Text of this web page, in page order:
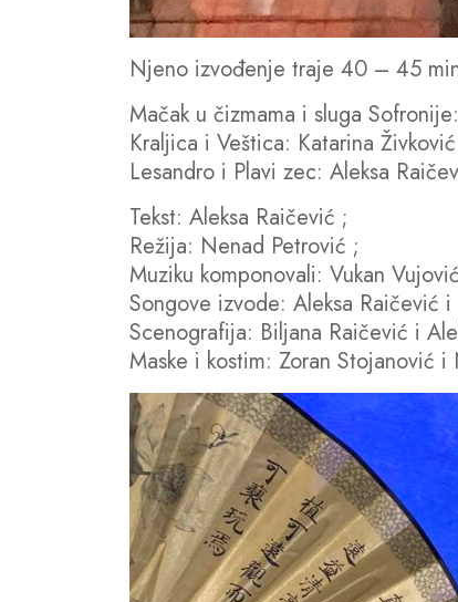
Njeno izvođenje traje 40 – 45
Mačak u čizmama i sluga
Kraljica i Veštica: Katarina
Lesandro i Plavi zec: Aleksa
Tekst: Aleksa Raičević ;
Režija: Nenad Petrović ;
Muziku komponovali: Vukan
Songove izvode: Aleksa Raičević
Scenografija: Biljana Raičević i
Maske i kostim: Zoran Stojanović